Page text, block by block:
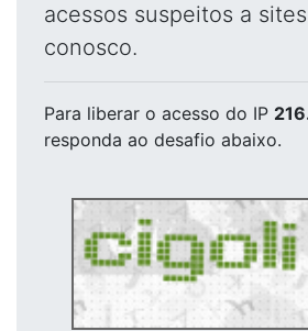
acessos suspeitos a
conosco.
Para liberar o acesso do IP
responda ao desafio abaixo.